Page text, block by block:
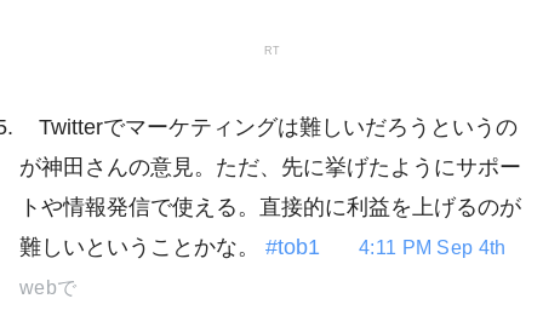
RT
Twitterでマーケティングは難しいだろうというの
が神田さんの意見。ただ、先に挙げたようにサポー
トや情報発信で使える。直接的に利益を上げるのが
難しいということかな。 #tob1
4:11 PM Sep 4th
webで